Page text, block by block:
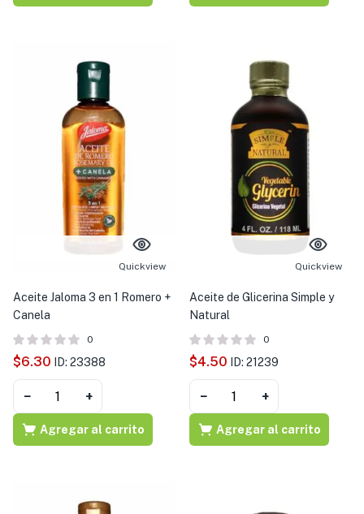
Quickview
Aceite Jaloma 3 en 1 Romero +
Canela
0
$6.30 ID: 23388
− +
Agregar al carrito
Quickview
Aceite de Glicerina Simple y
Natural
0
$4.50 ID: 21239
− +
Agregar al carrito